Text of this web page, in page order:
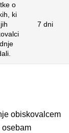
o
ki
7 dni
obiskovalcem
osebam